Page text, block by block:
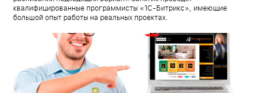
квалифицированные программисты «1С-Битрикс», имеющие
большой опыт работы на реальных проектах.